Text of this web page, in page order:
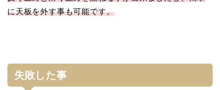
に天板を外す事も可能です。
失敗した事